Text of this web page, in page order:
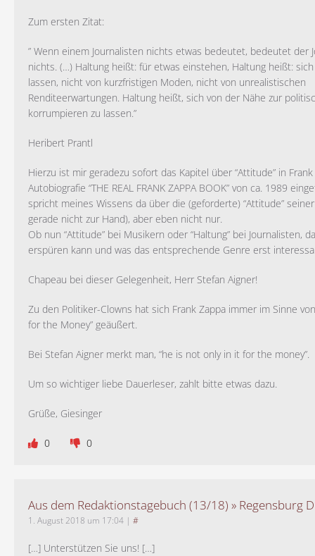
Zum ersten Zitat:
” Wenn einem Journalisten nichts etwas bedeutet, bedeutet der
nichts. (…) Haltung heißt: für etwas einstehen, Haltung heißt:
lassen, nicht von kurzfristigen Moden, nicht von unrealistischen
Renditeerwartungen. Haltung heißt, sich von der Nähe zur
korrumpieren zu lassen.”
Heribert Prantl
Hierzu ist mir geradezu sofort das Kapitel über “Attitude” in
Autobiografie “THE REAL FRANK ZAPPA BOOK” von ca. 1989
spricht meines Wissens da über die (geforderte) “Attitude”
gerade nicht zur Hand), aber eben nicht nur.
Ob nun “Attitude” bei Musikern oder “Haltung” bei Journalisten,
erspüren kann und was das entsprechende Genre erst
Chapeau bei dieser Gelegenheit, Herr Stefan Aigner!
Zu den Politiker-Clowns hat sich Frank Zappa immer im Sinne von
for the Money” geäußert.
Bei Stefan Aigner merkt man, “he is not only in it for the money”.
Um so wichtiger liebe Dauerleser, zahlt bitte etwas dazu.
Grüße, Giesinger
0 0
Aus dem Redaktionstagebuch (13/18) » Regensburg
1. August 2018 um 17:04 | #
[…] Unterstützen Sie uns! […]